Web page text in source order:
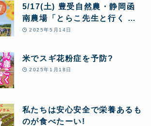
5/17(土) 豊受自然農・静岡函
南農場「とらこ先生と行く 春
の花摘みツアー」1日まるごと
2025年5月14日
米でスギ花粉症を予防?
2025年1月18日
私たちは安心安全で栄養あるも
のが食べたーい!